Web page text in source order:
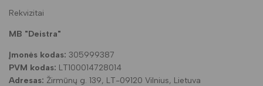
Rekvizitai
MB "Deistra"
Įmonės kodas: 305999387
PVM kodas: LT100014728014
Adresas: Žirmūnų g. 139, LT-09120 Vilnius, Lietuva